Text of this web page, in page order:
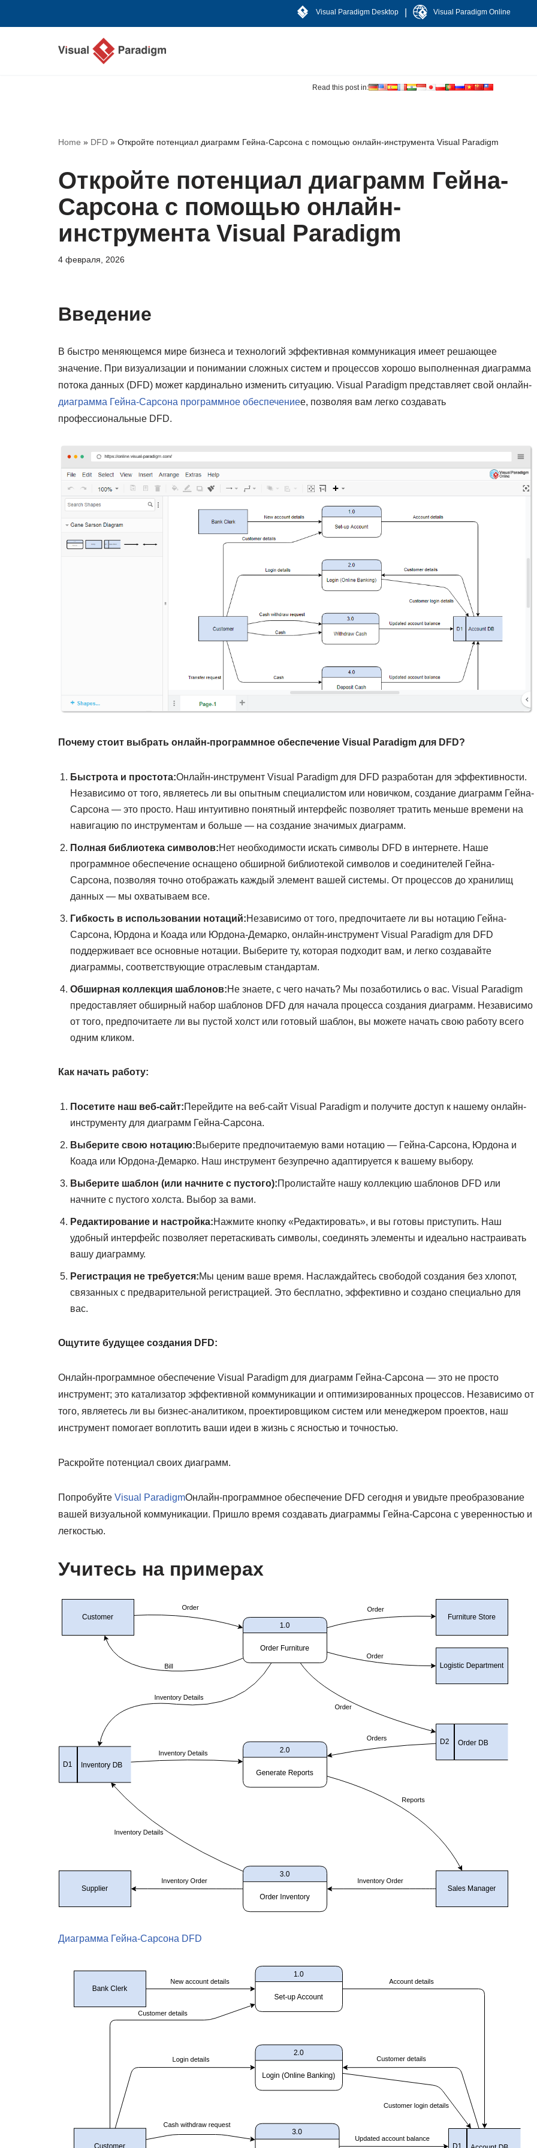
Visual Paradigm Desktop Visual Paradigm Online
Read this post in:
Home » DFD » Откройте потенциал диаграмм Гейна-Сарсона с помощью онлайн-инструмента Visual Paradigm
Откройте потенциал диаграмм Гейна-
Сарсона с помощью онлайн-
инструмента Visual Paradigm
4 февраля, 2026
Введение
В быстро меняющемся мире бизнеса и технологий эффективная коммуникация имеет решающее
значение. При визуализации и понимании сложных систем и процессов хорошо выполненная диаграмма
потока данных (DFD) может кардинально изменить ситуацию. Visual Paradigm представляет свой онлайн-
диаграмма Гейна-Сарсона программное обеспечениее, позволяя вам легко создавать
профессиональные DFD.
Почему стоит выбрать онлайн-программное обеспечение Visual Paradigm для DFD?
Быстрота и простота:Онлайн-инструмент Visual Paradigm для DFD разработан для эффективности.
Независимо от того, являетесь ли вы опытным специалистом или новичком, создание диаграмм Гейна-
Сарсона — это просто. Наш интуитивно понятный интерфейс позволяет тратить меньше времени на
навигацию по инструментам и больше — на создание значимых диаграмм.
Полная библиотека символов:Нет необходимости искать символы DFD в интернете. Наше
программное обеспечение оснащено обширной библиотекой символов и соединителей Гейна-
Сарсона, позволяя точно отображать каждый элемент вашей системы. От процессов до хранилищ
данных — мы охватываем все.
Гибкость в использовании нотаций:Независимо от того, предпочитаете ли вы нотацию Гейна-
Сарсона, Юрдона и Коада или Юрдона-Демарко, онлайн-инструмент Visual Paradigm для DFD
поддерживает все основные нотации. Выберите ту, которая подходит вам, и легко создавайте
диаграммы, соответствующие отраслевым стандартам.
Обширная коллекция шаблонов:Не знаете, с чего начать? Мы позаботились о вас. Visual Paradigm
предоставляет обширный набор шаблонов DFD для начала процесса создания диаграмм. Независимо
от того, предпочитаете ли вы пустой холст или готовый шаблон, вы можете начать свою работу всего
одним кликом.
Как начать работу:
Посетите наш веб-сайт:Перейдите на веб-сайт Visual Paradigm и получите доступ к нашему онлайн-
инструменту для диаграмм Гейна-Сарсона.
Выберите свою нотацию:Выберите предпочитаемую вами нотацию — Гейна-Сарсона, Юрдона и
Коада или Юрдона-Демарко. Наш инструмент безупречно адаптируется к вашему выбору.
Выберите шаблон (или начните с пустого):Пролистайте нашу коллекцию шаблонов DFD или
начните с пустого холста. Выбор за вами.
Редактирование и настройка:Нажмите кнопку «Редактировать», и вы готовы приступить. Наш
удобный интерфейс позволяет перетаскивать символы, соединять элементы и идеально настраивать
вашу диаграмму.
Регистрация не требуется:Мы ценим ваше время. Наслаждайтесь свободой создания без хлопот,
связанных с предварительной регистрацией. Это бесплатно, эффективно и создано специально для
вас.
Ощутите будущее создания DFD:
Онлайн-программное обеспечение Visual Paradigm для диаграмм Гейна-Сарсона — это не просто
инструмент; это катализатор эффективной коммуникации и оптимизированных процессов. Независимо от
того, являетесь ли вы бизнес-аналитиком, проектировщиком систем или менеджером проектов, наш
инструмент помогает воплотить ваши идеи в жизнь с ясностью и точностью.
Раскройте потенциал своих диаграмм.
Попробуйте Visual ParadigmОнлайн-программное обеспечение DFD сегодня и увидьте преобразование
вашей визуальной коммуникации. Пришло время создавать диаграммы Гейна-Сарсона с уверенностью и
легкостью.
Учитесь на примерах
Диаграмма Гейна-Сарсона DFD